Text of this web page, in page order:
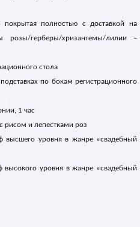
покрытая полностью c доставкой на
розы/герберы/хризантемы/лилии –
стола
по бокам регистрационного
1 час
рисом и лепестками роз
высшего уровня в жанре «свадебный
высокого уровня в жанре «свадебный